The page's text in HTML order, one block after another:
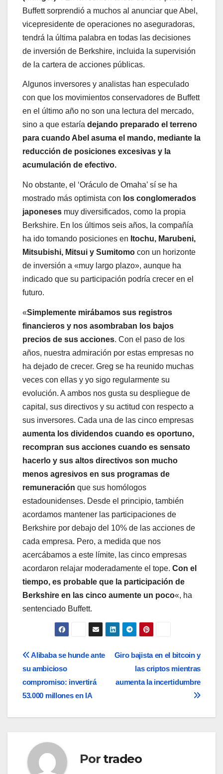
Buffett sorprendió a muchos al anunciar que Abel,
vicepresidente de operaciones no aseguradoras,
tendrá la última palabra en todas las decisiones
de inversión de Berkshire, incluida la supervisión
de la cartera de acciones públicas.
Algunos inversores y analistas han especulado
con que los movimientos conservadores de Buffett
en el último año no son una lectura del mercado,
sino a que estaría dejando preparado el terreno
para cuando Abel asuma el mando, mediante la
reducción de posiciones excesivas y la
acumulación de efectivo.
No obstante, el ‘Oráculo de Omaha’ sí se ha
mostrado más optimista con los conglomerados
japoneses muy diversificados, como la propia
Berkshire. En los últimos seis años, la compañía
ha ido tomando posiciones en Itochu, Marubeni,
Mitsubishi, Mitsui y Sumitomo con un horizonte
de inversión a «muy largo plazo», aunque ha
indicado que su participación podría crecer en el
futuro.
«Simplemente mirábamos sus registros
financieros y nos asombraban los bajos
precios de sus acciones. Con el paso de los
años, nuestra admiración por estas empresas no
ha dejado de crecer. Greg se ha reunido muchas
veces con ellas y yo sigo regularmente su
evolución. A ambos nos gusta su despliegue de
capital, sus directivos y su actitud con respecto a
sus inversores. Cada una de las cinco empresas
aumenta los dividendos cuando es oportuno,
recompran sus acciones cuando es sensato
hacerlo y sus altos directivos son mucho
menos agresivos en sus programas de
remuneración que sus homólogos
estadounidenses. Desde el principio, también
acordamos mantener las participaciones de
Berkshire por debajo del 10% de las acciones de
cada empresa. Pero, a medida que nos
acercábamos a este límite, las cinco empresas
acordaron relajar moderadamente el tope. Con el
tiempo, es probable que la participación de
Berkshire en las cinco aumente un poco«, ha
sentenciado Buffett.
Navegación
de
entradas
Giro bajista en el bitcoin y
las criptos mientras
aumenta la incertidumbre
Alibaba se hunde ante
su ambicioso
compromiso: invertirá
53.000 millones en IA
Por tradeo